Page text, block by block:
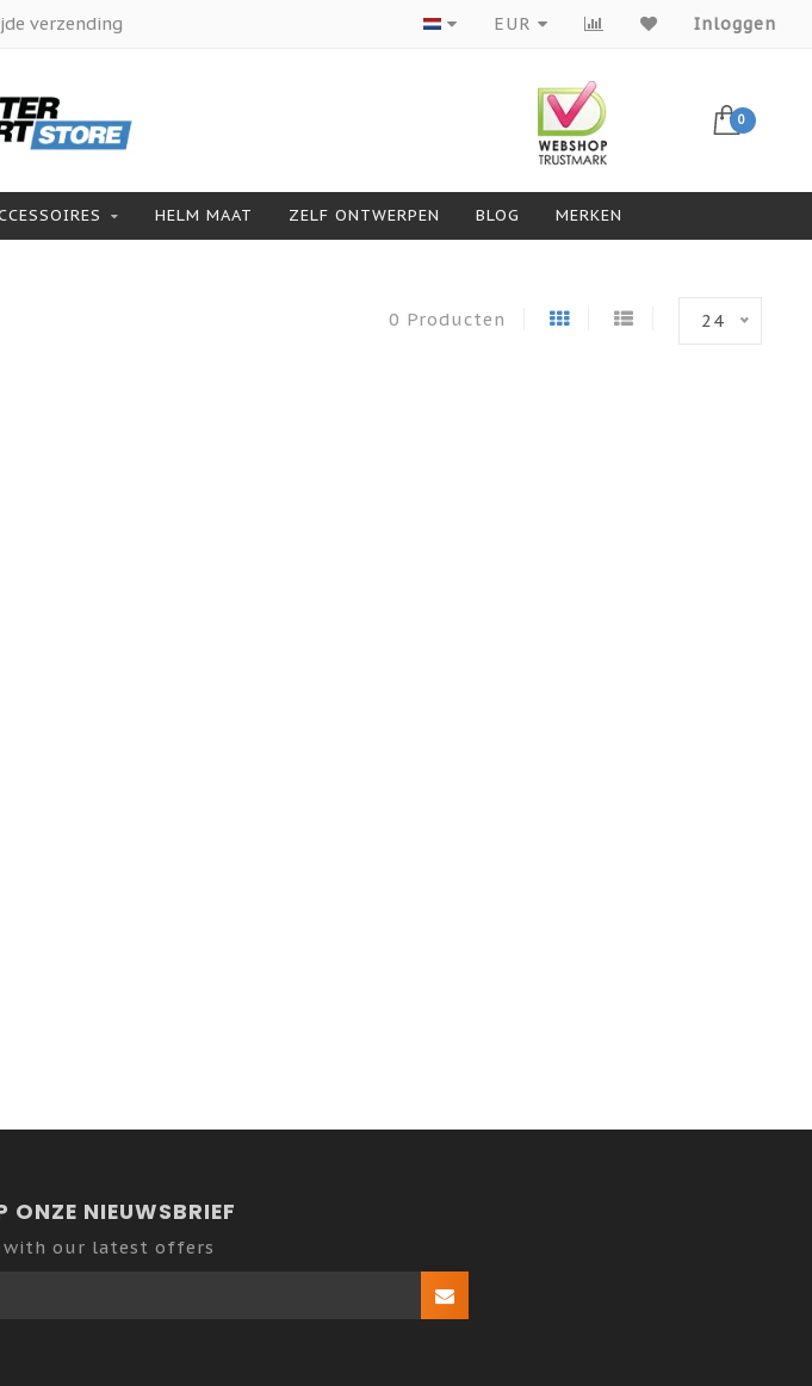
verzending Producten van topmerken
EUR Inloggen
0
HELM MAAT ZELF ONTWERPEN BLOG MERKEN
0 Producten 24
ONZE NIEUWSBRIEF
with our latest offers